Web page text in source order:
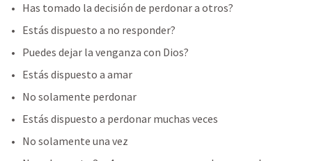
Has tomado la decisión de perdonar a otros?
Estás dispuesto a no responder?
Puedes dejar la venganza con Dios?
Estás dispuesto a amar
No solamente perdonar
Estás dispuesto a perdonar muchas veces
No solamente una vez